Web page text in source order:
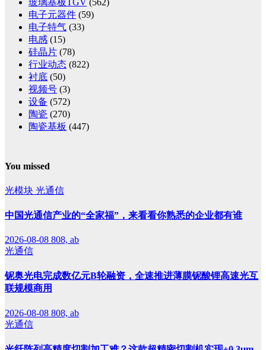
玻璃基板TGV (562)
电子元器件 (59)
电子特气 (33)
电感 (15)
硅晶片 (78)
行业动态 (822)
衬底 (50)
视频号 (3)
设备 (572)
陶瓷 (270)
陶瓷基板 (447)
You missed
光模块 光通信
中国光通信产业的“全家福”，来看看你熟悉的企业都有谁
2026-08-08 808, ab
光通信
铌奥光电完成数亿元B轮融资，全速推进薄膜铌酸锂高速光互
联规模商用
2026-08-08 808, ab
光通信